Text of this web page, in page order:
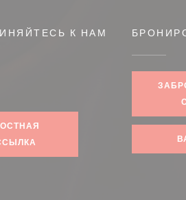
окне))
К НАМ
((открывается в новом